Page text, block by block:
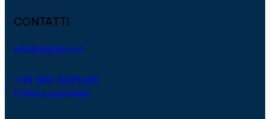
CONTATTI
info@digitarca.it
+39 080 3325100
Politica aziendale